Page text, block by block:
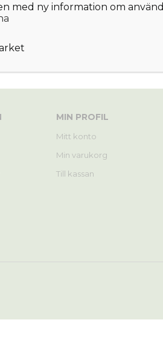
MIN PROFIL
Mitt konto
Min varukorg
Till kassan
med ny information om